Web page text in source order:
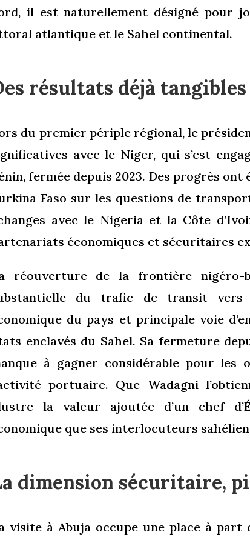
il est naturellement désigné pour
atlantique et le Sahel continental.
résultats déjà tangibles
du premier périple régional, le
avec le Niger, qui s’est
fermée depuis 2023. Des progrès
Faso sur les questions de
avec le Nigeria et la Côte
économiques et sécuritaires
réouverture de la frontière nigéro-
du trafic de transit vers
du pays et principale voie
enclavés du Sahel. Sa fermeture
à gagner considérable pour les
portuaire. Que Wadagni
la valeur ajoutée d’un chef
que ses interlocuteurs
dimension sécuritaire,
visite à Abuja occupe une place à part